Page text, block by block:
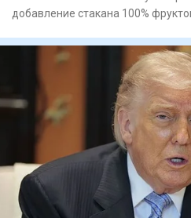
добавление стакана 100%